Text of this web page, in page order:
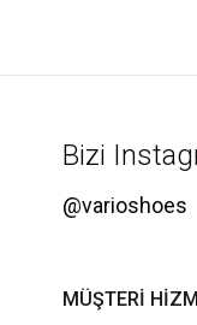
Bizi
@varioshoes
MÜŞTERİ